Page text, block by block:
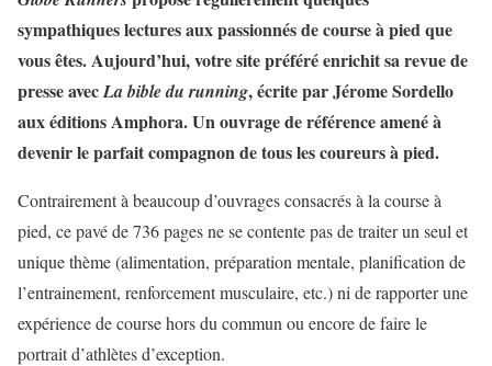
sympathiques lectures aux passionnés de course à pied que
vous êtes. Aujourd’hui, votre site préféré enrichit sa revue de
presse avecLa bible du running, écrite par Jérome Sordello
aux éditions Amphora. Un ouvrage de référence amené à
devenir le parfait compagnon de tous les coureurs à pied.
Contrairement à beaucoup d’ouvrages consacrés à la course à
pied, ce pavé de 736 pages ne se contente pas de traiter un seul et
unique thème (alimentation, préparation mentale, planification de
l’entrainement, renforcement musculaire, etc.) ni de rapporter une
expérience de course hors du commun ou encore de faire le
portrait d’athlètes d’exception.